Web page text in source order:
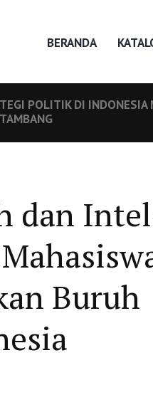
BERANDA
POLITIK DI
dan
Buruh